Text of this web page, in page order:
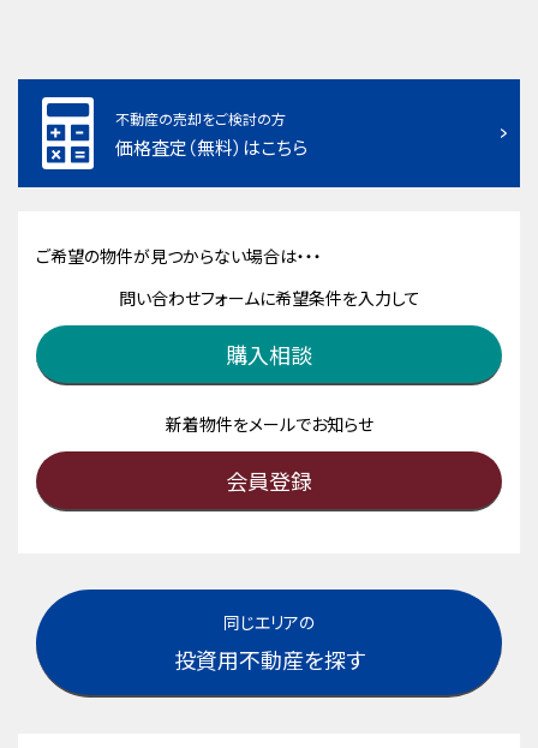
不動産の売却をご検討の方
価格査定（無料）はこちら
ご希望の物件が見つからない場合は・・・
問い合わせフォームに希望条件を入力して
購入相談
新着物件をメールでお知らせ
会員登録
同じエリアの
投資用不動産を探す